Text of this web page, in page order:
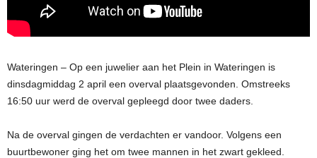
Wateringen – Op een juwelier aan het Plein in Wateringen is
dinsdagmiddag 2 april een overval plaatsgevonden. Omstreeks
16:50 uur werd de overval gepleegd door twee daders.
Na de overval gingen de verdachten er vandoor. Volgens een
buurtbewoner ging het om twee mannen in het zwart gekleed.